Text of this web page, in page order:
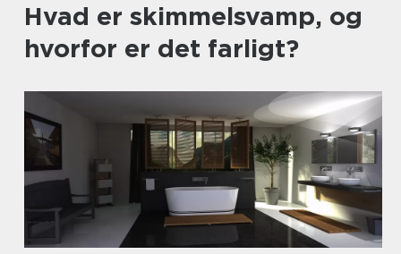
Hvad er skimmelsvamp, og
hvorfor er det farligt?